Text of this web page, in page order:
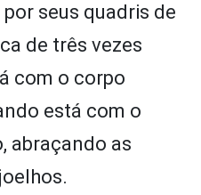
seus quadris de
de três vezes
com o corpo
está com o
abraçando as